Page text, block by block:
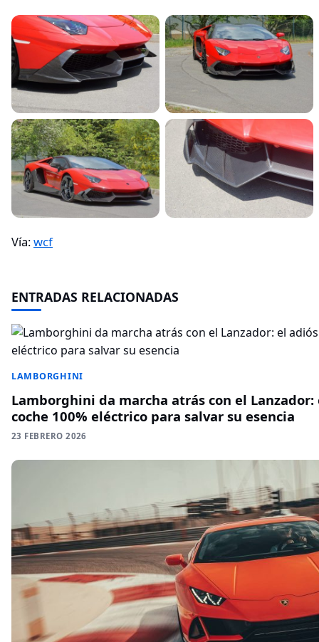
Vía:wcf
ENTRADAS RELACIONADAS
LAMBORGHINI
Lamborghini da marcha atrás con el
coche 100% eléctrico para salvar su esencia
23 FEBRERO 2026